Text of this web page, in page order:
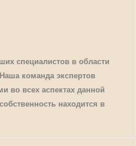
специалистов в области
команда экспертов
во всех аспектах данной
находится в